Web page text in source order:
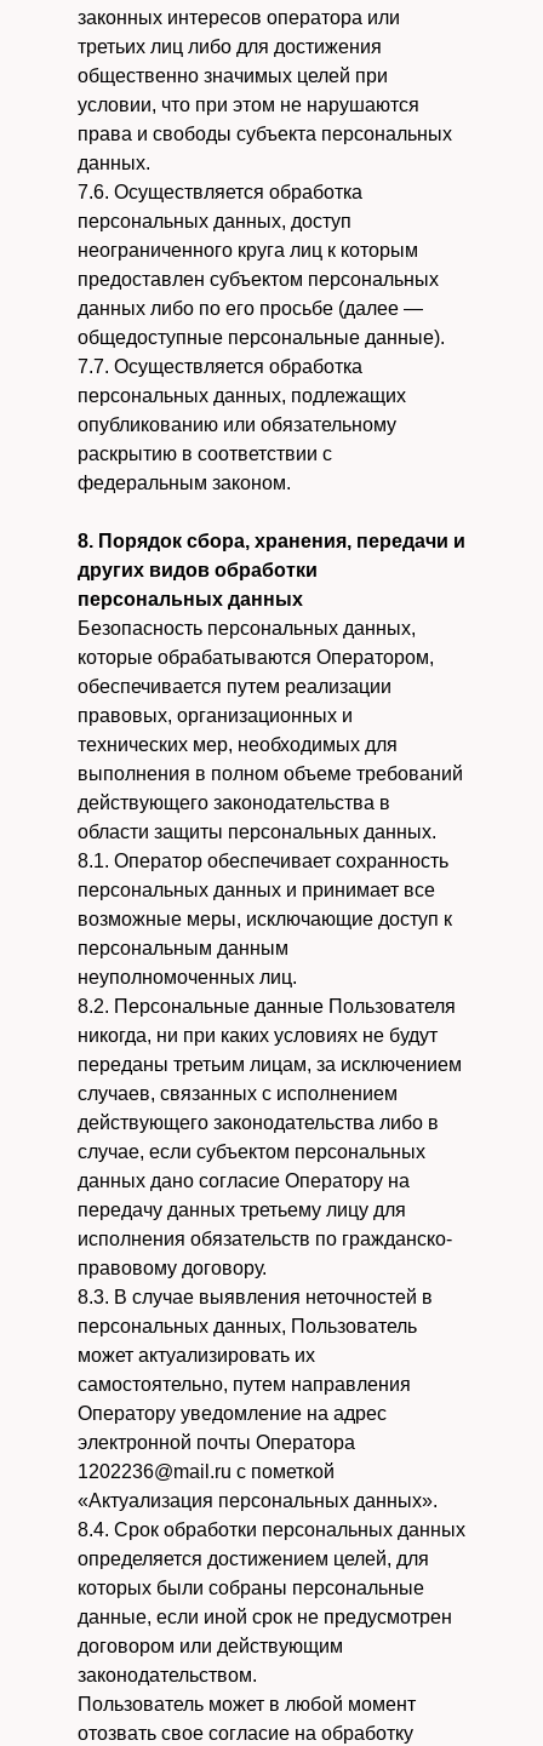
законных интересов оператора или
третьих лиц либо для достижения
общественно значимых целей при
условии, что при этом не нарушаются
права и свободы субъекта персональных
данных.
7.6. Осуществляется обработка
персональных данных, доступ
неограниченного круга лиц к которым
предоставлен субъектом персональных
данных либо по его просьбе (далее —
общедоступные персональные данные).
7.7. Осуществляется обработка
персональных данных, подлежащих
опубликованию или обязательному
раскрытию в соответствии с
федеральным законом.
8. Порядок сбора, хранения, передачи и
других видов обработки
персональных данных
Безопасность персональных данных,
которые обрабатываются Оператором,
обеспечивается путем реализации
правовых, организационных и
технических мер, необходимых для
выполнения в полном объеме требований
действующего законодательства в
области защиты персональных данных.
8.1. Оператор обеспечивает сохранность
персональных данных и принимает все
возможные меры, исключающие доступ к
персональным данным
неуполномоченных лиц.
8.2. Персональные данные Пользователя
никогда, ни при каких условиях не будут
переданы третьим лицам, за исключением
случаев, связанных с исполнением
действующего законодательства либо в
случае, если субъектом персональных
данных дано согласие Оператору на
передачу данных третьему лицу для
исполнения обязательств по гражданско-
правовому договору.
8.3. В случае выявления неточностей в
персональных данных, Пользователь
может актуализировать их
самостоятельно, путем направления
Оператору уведомление на адрес
электронной почты Оператора
1202236@mail.ru с пометкой
«Актуализация персональных данных».
8.4. Срок обработки персональных данных
определяется достижением целей, для
которых были собраны персональные
данные, если иной срок не предусмотрен
договором или действующим
законодательством.
Пользователь может в любой момент
отозвать свое согласие на обработку